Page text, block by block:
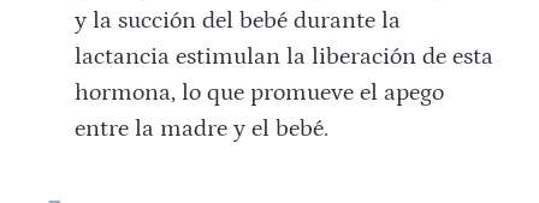
y la succión del bebé durante la
lactancia estimulan la liberación de esta
hormona, lo que promueve el apego
entre la madre y el bebé.